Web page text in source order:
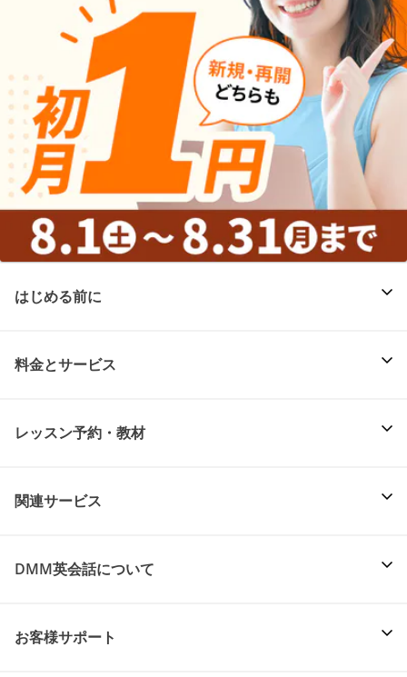
はじめる前に
料金とサービス
レッスン予約・教材
関連サービス
DMM英会話について
お客様サポート